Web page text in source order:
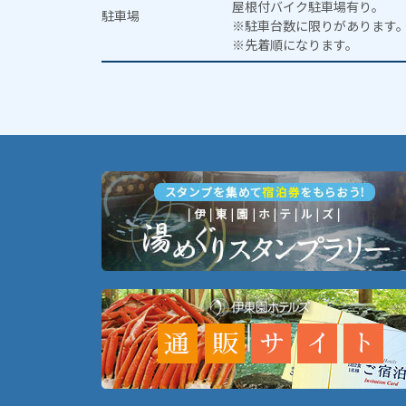
駐車場
屋根付バイク駐車場有り。
※駐車台数に限りがあります
※先着順になります。